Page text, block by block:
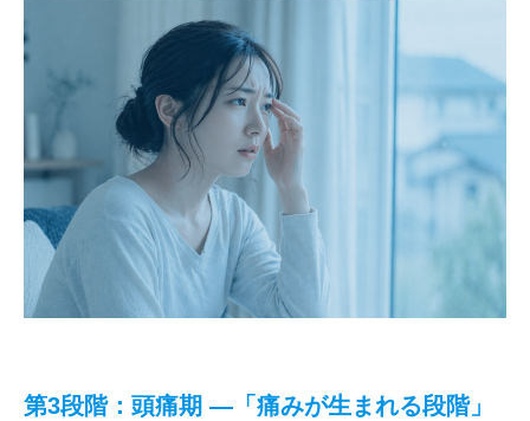
第3段階：頭痛期 ―「痛みが生まれる段階」